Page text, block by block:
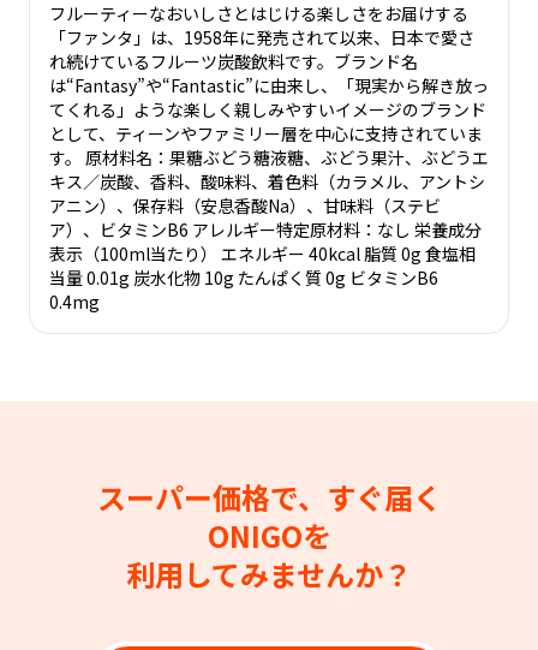
フルーティーなおいしさとはじける楽しさをお届けする
「ファンタ」は、1958年に発売されて以来、日本で愛さ
れ続けているフルーツ炭酸飲料です。ブランド名
は“Fantasy”や“Fantastic”に由来し、「現実から解き放っ
てくれる」ような楽しく親しみやすいイメージのブランド
として、ティーンやファミリー層を中心に支持されていま
す。 原材料名：果糖ぶどう糖液糖、ぶどう果汁、ぶどうエ
キス／炭酸、香料、酸味料、着色料（カラメル、アントシ
アニン）、保存料（安息香酸Na）、甘味料（ステビ
ア）、ビタミンB6 アレルギー特定原材料：なし 栄養成分
表示（100ml当たり） エネルギー 40kcal 脂質 0g 食塩相
当量 0.01g 炭水化物 10g たんぱく質 0g ビタミンB6
0.4mg
スーパー価格で、すぐ届く
ONIGOを
利用してみませんか？